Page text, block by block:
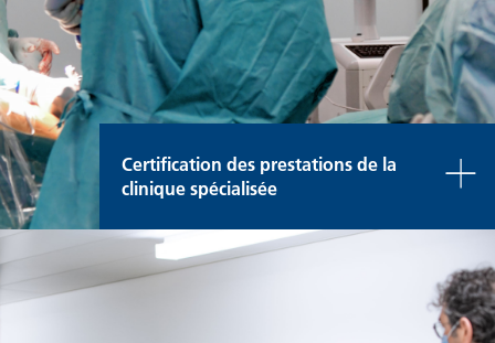
Certification des prestations de la
clinique spécialisée